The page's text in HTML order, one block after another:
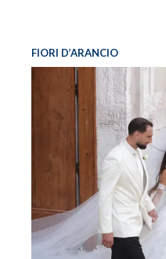
FIORI D’ARANCIO